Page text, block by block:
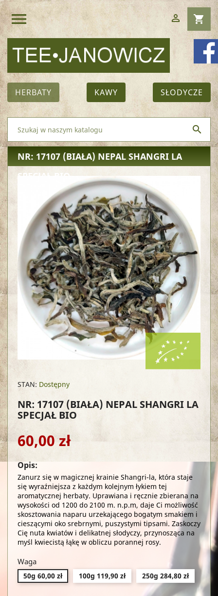
menu

 shopping_cart
HERBATY KAWY SŁODYCZE
NR: 17107 (BIAŁA) NEPAL SHANGRI LA
SPECJAŁ BIO
STAN: Dostępny
NR: 17107 (BIAŁA) NEPAL SHANGRI LA
SPECJAŁ BIO
60,00 zł
Opis:
Zanurz się w magicznej krainie Shangri-la, która staje
się wyraźniejsza z każdym kolejnym łykiem tej
aromatycznej herbaty. Uprawiana i ręcznie zbierana na
wysokości od 1200 do 2100 m. n.p.m, daje Ci możliwość
skosztowania naparu urzekającego bogatym smakiem i
cieszącymi oko srebrnymi, puszystymi tipsami. Zaskoczy
Cię nuta kwiatów i delikatnej słodyczy, przynosząca na
myśl kwiecistą łąkę w obliczu porannej rosy.
Waga
50g 60,00 zł 100g 119,90 zł 250g 284,80 zł